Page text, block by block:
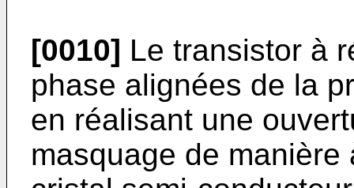
[0010] Le transistor à
phase alignées de la
en réalisant une
masquage de